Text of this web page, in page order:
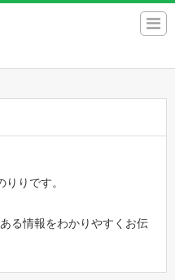
りです。
る情報をわかりやすくお伝